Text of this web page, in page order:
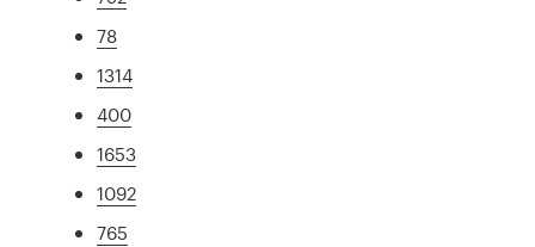
78
1314
400
1653
1092
765